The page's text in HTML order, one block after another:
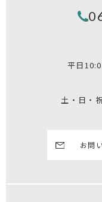
平日
土・日・
お問